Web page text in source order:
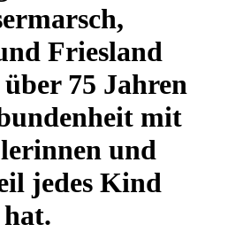
Friesland
75 Jahren
mit
und
jedes Kind